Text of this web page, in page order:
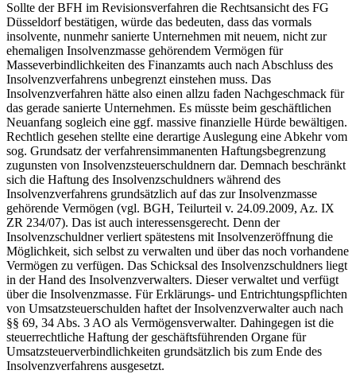
Sollte der BFH im Revisionsverfahren die Rechtsansicht des FG
Düsseldorf bestätigen, würde das bedeuten, dass das vormals
insolvente, nunmehr sanierte Unternehmen mit neuem, nicht zur
ehemaligen Insolvenzmasse gehörendem Vermögen für
Masseverbindlichkeiten des Finanzamts auch nach Abschluss des
Insolvenzverfahrens unbegrenzt einstehen muss. Das
Insolvenzverfahren hätte also einen allzu faden Nachgeschmack für
das gerade sanierte Unternehmen. Es müsste beim geschäftlichen
Neuanfang sogleich eine ggf. massive finanzielle Hürde bewältigen.
Rechtlich gesehen stellte eine derartige Auslegung eine Abkehr vom
sog. Grundsatz der verfahrensimmanenten Haftungsbegrenzung
zugunsten von Insolvenzsteuerschuldnern dar. Demnach beschränkt
sich die Haftung des Insolvenzschuldners während des
Insolvenzverfahrens grundsätzlich auf das zur Insolvenzmasse
gehörende Vermögen (vgl. BGH, Teilurteil v. 24.09.2009, Az. IX
ZR 234/07). Das ist auch interessensgerecht. Denn der
Insolvenzschuldner verliert spätestens mit Insolvenzeröffnung die
Möglichkeit, sich selbst zu verwalten und über das noch vorhandene
Vermögen zu verfügen. Das Schicksal des Insolvenzschuldners liegt
in der Hand des Insolvenzverwalters. Dieser verwaltet und verfügt
über die Insolvenzmasse. Für Erklärungs- und Entrichtungspflichten
von Umsatzsteuerschulden haftet der Insolvenzverwalter auch nach
§§ 69, 34 Abs. 3 AO als Vermögensverwalter. Dahingegen ist die
steuerrechtliche Haftung der geschäftsführenden Organe für
Umsatzsteuerverbindlichkeiten grundsätzlich bis zum Ende des
Insolvenzverfahrens ausgesetzt.